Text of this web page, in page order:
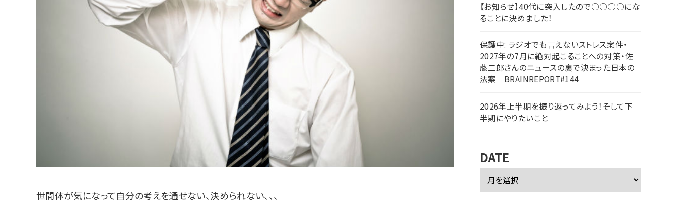
世間体が気になって自分の考えを通せない、決められない、、、
【お知らせ】40代に突入したので○○○○にな
ることに決めました！
保護中: ラジオでも言えないストレス案件・
2027年の7月に絶対起こることへの対策・佐
藤二郎さんのニュースの裏で決まった日本の
法案｜BRAINREPORT#144
2026年上半期を振り返ってみよう！そして下
半期にやりたいこと
DATE
ー